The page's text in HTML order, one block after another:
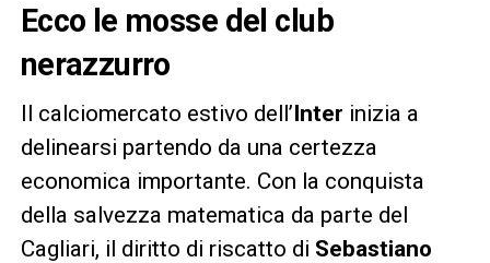
Ecco le mosse del club
nerazzurro
Il calciomercato estivo dell’Inter inizia a
delinearsi partendo da una certezza
economica importante. Con la conquista
della salvezza matematica da parte del
Cagliari, il diritto di riscatto di Sebastiano